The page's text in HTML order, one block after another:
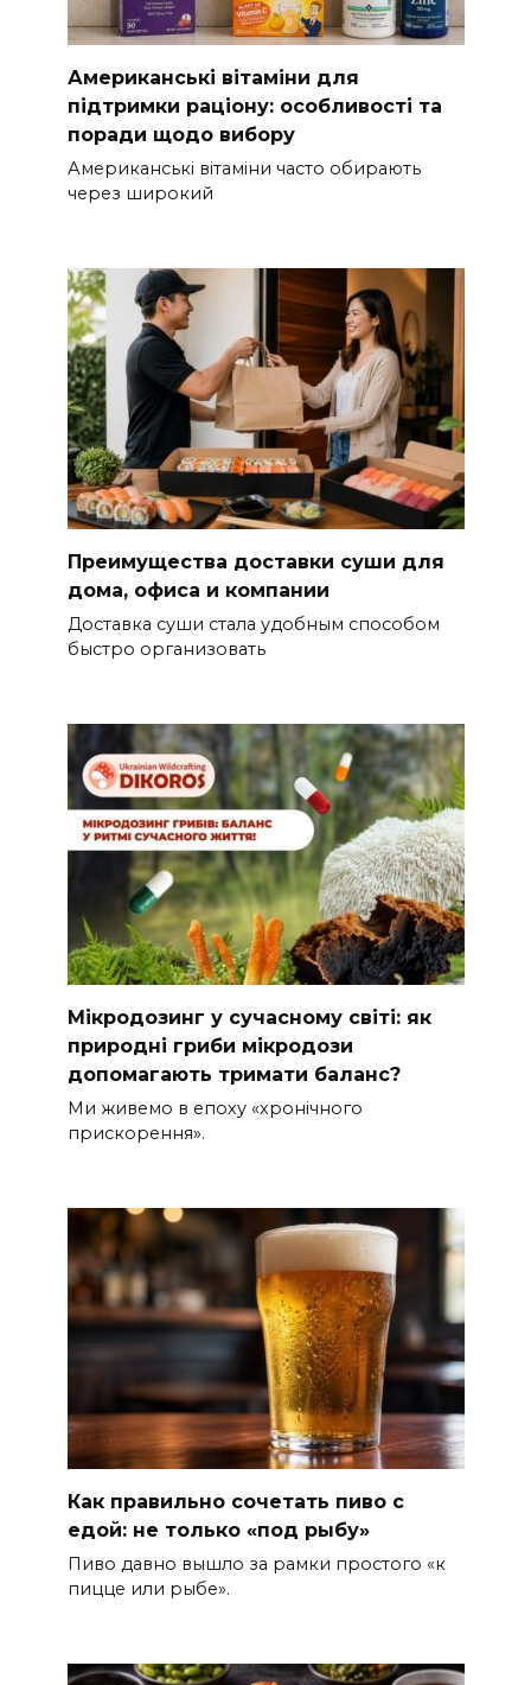
Американські вітаміни для
підтримки раціону: особливості та
поради щодо вибору
Американські вітаміни часто обирають
через широкий
Преимущества доставки суши для
дома, офиса и компании
Доставка суши стала удобным способом
быстро организовать
Мікродозинг у сучасному світі: як
природні гриби мікродози
допомагають тримати баланс?
Ми живемо в епоху «хронічного
прискорення».
Как правильно сочетать пиво с
едой: не только «под рыбу»
Пиво давно вышло за рамки простого «к
пицце или рыбе».